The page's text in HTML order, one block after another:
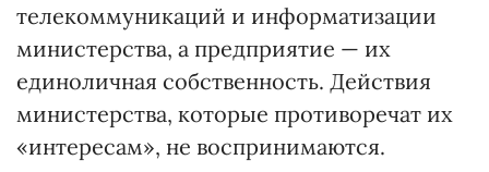
телекоммуникаций и информатизации
министерства, а предприятие — их
единоличная собственность. Действия
министерства, которые противоречат их
«интересам», не воспринимаются.